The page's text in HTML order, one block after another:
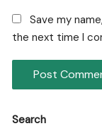
Save my
the next time I
Search